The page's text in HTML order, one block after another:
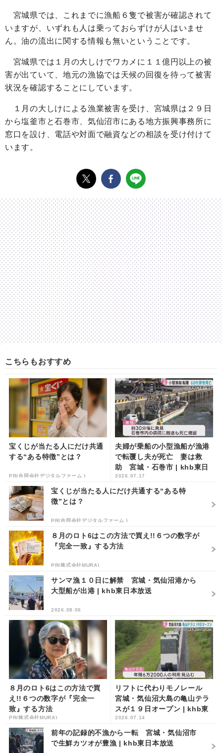
宮城県では、これまでに漁船６隻で被害が確認されて
いますが、いずれも人は乗っておらずけが人はいませ
ん。油の流出に関する情報も無いということです。
宮城県では１月の大しけでワカメに１１億円以上の被
害が出ていて、地元の漁協では天候の回復を待って被害
状況を確認することにしています。
１月の大しけによる漁業被害を受け、宮城県は２９日
から塩釜市と石巻市、気仙沼市にある地方振興事務所に
窓口を設け、電話や対面で融資などの相談を受け付けて
います。
こちらもおすすめ
宝くじが当たる人にだけ共通
する“ある特徴”とは？
PR(合同会社デジタルファーム )
夫婦が乗船の小型漁船が漁港
で転覆し夫が死亡 妻は救
助 宮城・石巻市 | khb東日
本放送
2026.07.17
宝くじが当たる人にだけ共通する“ある特
徴”とは？
PR(合同会社デジタルファーム )
８月のロト6はこの方法で買え!!６つの数字が
『完全一致』する方法
PR(株式会社MURA)
サンマ漁１０日に解禁 宮城・気仙沼港から
大型船が出港 | khb東日本放送
2026.08.06
８月のロト6はこの方法で買
え!!６つの数字が『完全一
致』する方法
PR(株式会社MURA)
リフトに代わりモノレール
宮城・気仙沼大島の亀山テラ
スが１９日オープン | khb東
日本放送
2026.07.14
前年の記録的不漁から一転 宮城・気仙沼市
で生鮮カツオが豊漁 | khb東日本放送